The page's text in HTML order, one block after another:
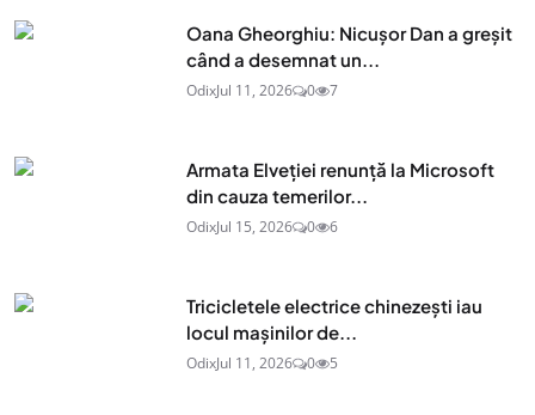
Oana Gheorghiu: Nicușor Dan a greșit
când a desemnat un...
OdixJul 11, 2026 0 7
Armata Elveției renunță la Microsoft
din cauza temerilor...
OdixJul 15, 2026 0 6
Tricicletele electrice chinezești iau
locul mașinilor de...
OdixJul 11, 2026 0 5